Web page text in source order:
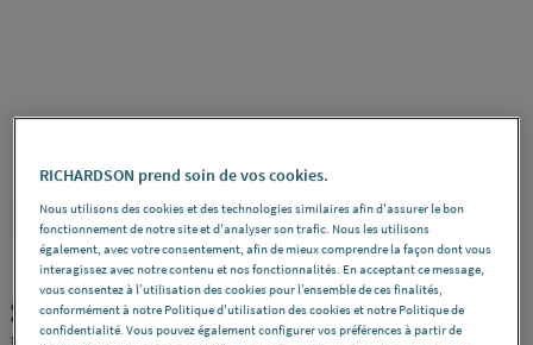
SCHLUTER REF : 241S9
SCHLUTER-RONDEC-E - Profilé quart de
RICHARDSON prend soin de vos cookies.
Nous utilisons des cookies et des technologies similaires afin d'assurer le bon
fonctionnement de notre site et d'analyser son trafic. Nous les utilisons
également, avec votre consentement, afin de mieux comprendre la façon dont vous
interagissez avec notre contenu et nos fonctionnalités. En acceptant ce message,
vous consentez à l’utilisation des cookies pour l’ensemble de ces finalités,
conformément à notre Politique d'utilisation des cookies et notre Politique de
confidentialité. Vous pouvez également configurer vos préférences à partir de